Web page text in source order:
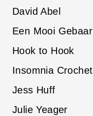
David Abel
Een Mooi Gebaar
Hook to Hook
Insomnia Crochet
Jess Huff
Julie Yeager